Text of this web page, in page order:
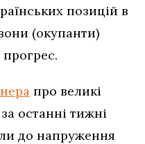
позицій в
(окупанти)
про великі
останні тижні
до напруження